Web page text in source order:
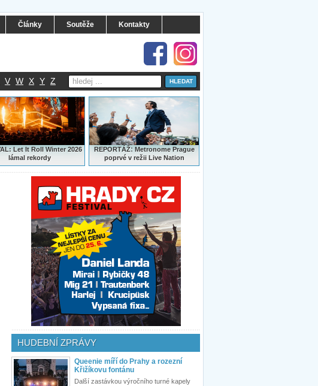
Články Soutěže Kontakty
V W X Y Z
Let It Roll Winter 2026
lámal rekordy
REPORTÁŽ:Metronome Prague
poprvé v režii Live Nation
HUDEBNÍ ZPRÁVY
Queenie míří do Prahy a rozezní
Křižíkovu fontánu
Další zastávkou výročního turné kapely